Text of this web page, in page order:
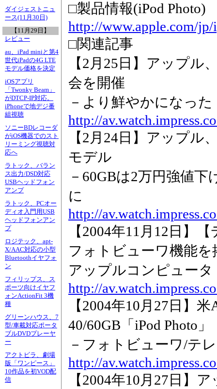
ダイジェストニュ
ース(11月30日)
【11月29日】
レビュー
au、iPad miniと第4
世代iPadの4G LTE
モデル価格を決定
iOSアプリ
「Twonky Beam」
がDTCP-IP対応。
iPhoneで地デジ番
組視聴
ソニーBDレコーダ
がiOS機器でのスト
リーミング視聴対
応へ
ラトック、バラン
ス出力/DSD対応
USBヘッドフォン
アンプ
ラトック、PCオー
ディオ入門用USB
ヘッドフォンアン
プ
ロジテック、apt-
X/AAC対応の小型
Bluetoothイヤフォ
ン
フィリップス、ス
ポーツ向けイヤフ
ォンActionFit 3機
種
グリーンハウス、7
型/車載対応ポータ
ブルDVDプレーヤ
ー
アクトビラ、劇場
版「ワンピース」
10作品を初VOD配
信
□製品情報(iPod Photo)
http://www.apple.com/
□関連記事
【2月25日】アップル
会を開催
－より鮮やかになっ
http://
【2月24日】アップル
モデル
－60GBは2万円強値
に
http://
【2004年11月12日】
フォトビューワ機能を
アップルコンピュータ
http://
【2004年10月27日】
40/60GB「iPod Photo」
－フォトビューワ/テ
http://
【2004年10月27日】